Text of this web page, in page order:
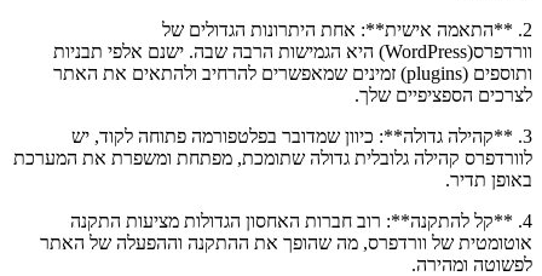
2. **התאמה אישית**: אחת היתרונות הגדולים של
וורדפרס(WordPress) היא הגמישות הרבה שבה. ישנם אלפי תבניות
ותוספים (plugins) זמינים שמאפשרים להרחיב ולהתאים את האתר
לצרכים הספציפיים שלך.
3. **קהילה גדולה**: כיוון שמדובר בפלטפורמה פתוחה לקוד, יש
לוורדפרס קהילה גלובלית גדולה שתומכת, מפתחת ומשפרת את המערכת
באופן תדיר.
4. **קל להתקנה**: רוב חברות האחסון הגדולות מציעות התקנה
אוטומטית של וורדפרס, מה שהופך את ההתקנה וההפעלה של האתר
לפשוטה ומהירה.